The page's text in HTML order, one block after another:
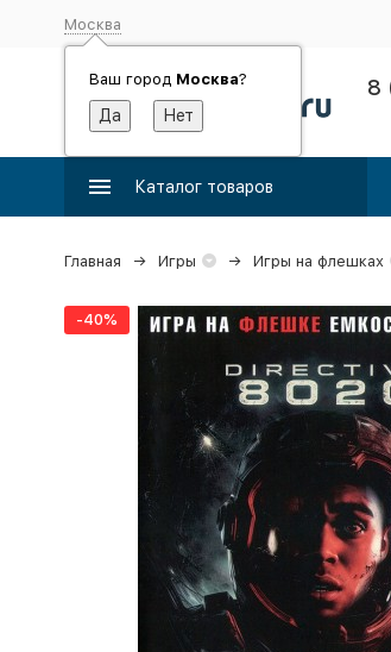
Москва
Ваш город Москва? 8
Каталог товаров
Главная Игры Игры на флешках
-40%